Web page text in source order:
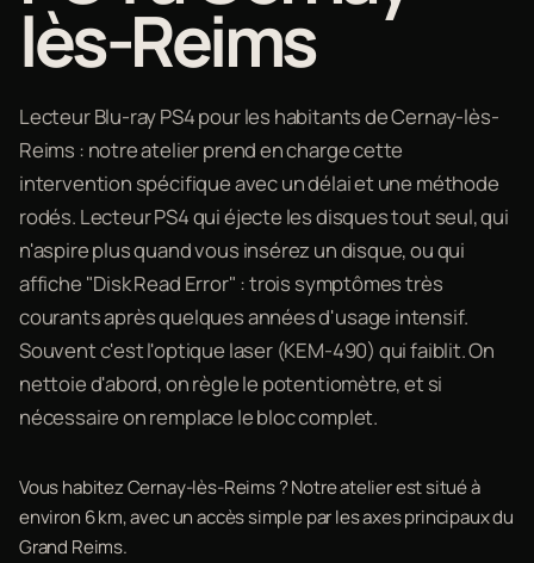
lès-Reims
Lecteur Blu-ray PS4 pour les habitants de Cernay-lès-
Reims : notre atelier prend en charge cette
intervention spécifique avec un délai et une méthode
rodés. Lecteur PS4 qui éjecte les disques tout seul, qui
n'aspire plus quand vous insérez un disque, ou qui
affiche "Disk Read Error" : trois symptômes très
courants après quelques années d'usage intensif.
Souvent c'est l'optique laser (KEM-490) qui faiblit. On
nettoie d'abord, on règle le potentiomètre, et si
nécessaire on remplace le bloc complet.
Vous habitez Cernay-lès-Reims ? Notre atelier est situé à
environ 6 km, avec un accès simple par les axes principaux du
Grand Reims.